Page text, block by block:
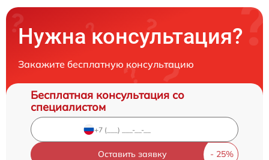
Нужна консультация?
Закажите бесплатную консультацию
Бесплатная консультация со
специалистом
Оставить заявку